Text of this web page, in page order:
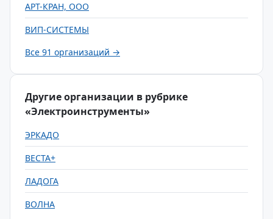
АРТ-КРАН, ООО
ВИП-СИСТЕМЫ
Все 91 организаций →
Другие организации в рубрике
«Электроинструменты»
ЭРКАДО
ВЕСТА+
ЛАДОГА
ВОЛНА